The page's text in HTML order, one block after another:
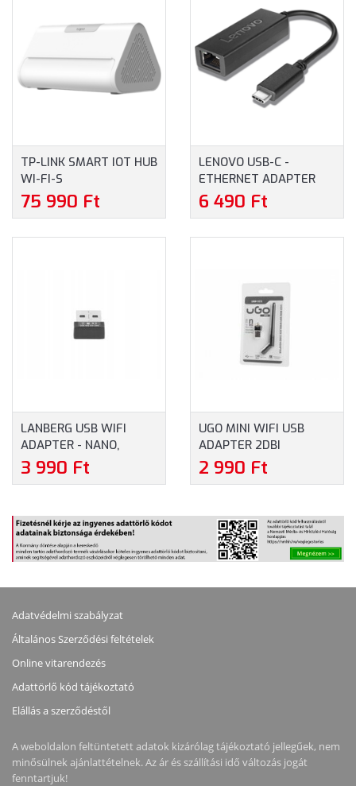
TP-LINK SMART IOT HUB
WI-FI-S
+1XWAN(100MBPS) +
1XHDMI + 1XUSB +
75 990 Ft
LENOVO USB-C -
ETHERNET ADAPTER
(4X90S91831)
6 490 Ft
LANBERG USB WIFI
ADAPTER - NANO,
150MBPS (NC-0150-WI)
3 990 Ft
UGO MINI WIFI USB
ADAPTER 2DBI
ANTENNÁVAL (UP TO
150MBPS) (UAW-1013)
2 990 Ft
Adatvédelmi szabályzat
Általános Szerződési feltételek
Online vitarendezés
Adattörlő kód tájékoztató
Elállás a szerződéstől
A weboldalon feltüntetett adatok kizárólag tájékoztató jellegűek, nem
minősülnek ajánlattételnek. Az ár és szállítási idő változás jogát
fenntartjuk!